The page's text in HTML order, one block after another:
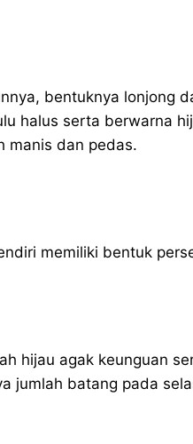
bentuknya lonjong
halus serta berwarna
manis dan pedas.
memiliki bentuk
hijau agak keunguan
jumlah batang pada